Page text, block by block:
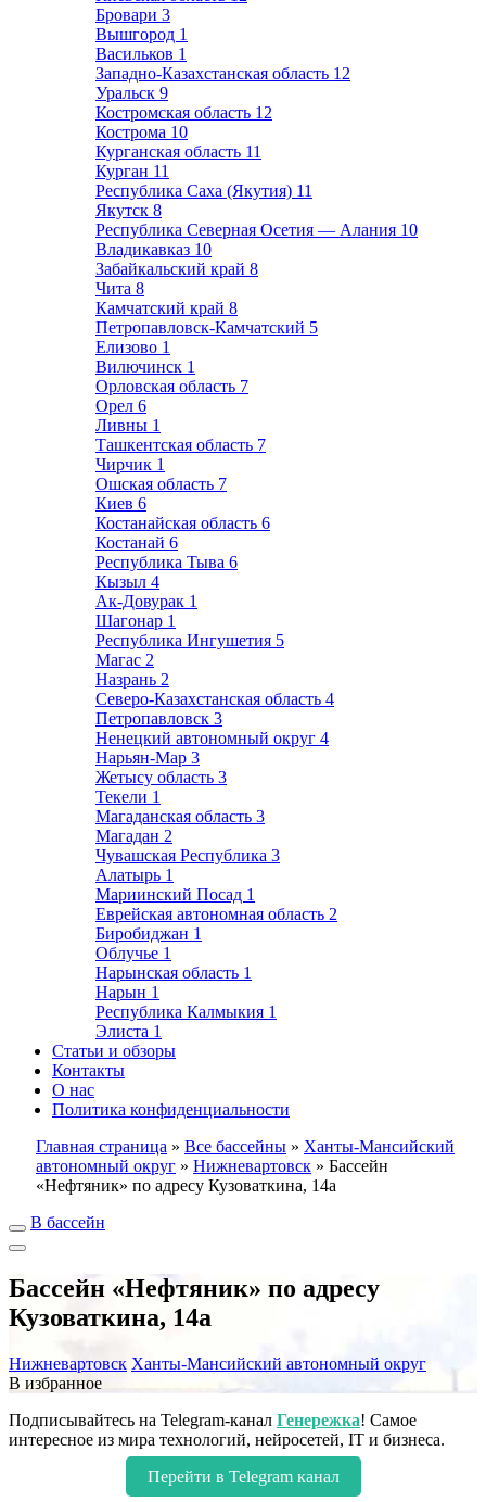
Бровари 3
Вышгород 1
Васильков 1
Западно-Казахстанская область 12
Уральск 9
Костромская область 12
Кострома 10
Курганская область 11
Курган 11
Республика Саха (Якутия) 11
Якутск 8
Республика Северная Осетия — Алания 10
Владикавказ 10
Забайкальский край 8
Чита 8
Камчатский край 8
Петропавловск-Камчатский 5
Елизово 1
Вилючинск 1
Орловская область 7
Орел 6
Ливны 1
Ташкентская область 7
Чирчик 1
Ошская область 7
Киев 6
Костанайская область 6
Костанай 6
Республика Тыва 6
Кызыл 4
Ак-Довурак 1
Шагонар 1
Республика Ингушетия 5
Магас 2
Назрань 2
Северо-Казахстанская область 4
Петропавловск 3
Ненецкий автономный округ 4
Нарьян-Мар 3
Жетысу область 3
Текели 1
Магаданская область 3
Магадан 2
Чувашская Республика 3
Алатырь 1
Мариинский Посад 1
Еврейская автономная область 2
Биробиджан 1
Облучье 1
Нарынская область 1
Нарын 1
Республика Калмыкия 1
Элиста 1
Статьи и обзоры
Контакты
О нас
Политика конфиденциальности
Главная страница » Все бассейны » Ханты-Мансийский
автономный округ » Нижневартовск » Бассейн
«Нефтяник» по адресу Кузоваткина, 14а
В бассейн
Бассейн «Нефтяник» по адресу
Кузоваткина, 14а
Нижневартовск Ханты-Мансийский автономный округ
В избранное
Подписывайтесь на Telegram-канал Генережка! Самое
интересное из мира технологий, нейросетей, IT и бизнеса.
Перейти в Telegram канал